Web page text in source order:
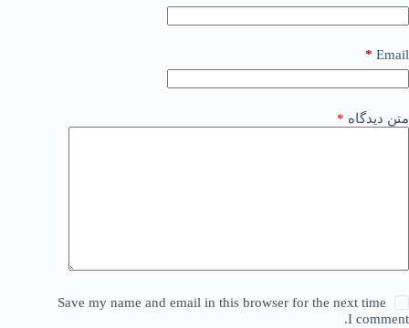
Email
*
متن دیدگاه *
Save my name and email in this browser for the next time
I comment.